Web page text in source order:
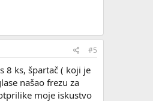
#5
8 ks, špartač ( koji je
našao frezu za
moje iskustvo